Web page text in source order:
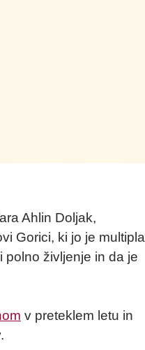
Ahlin Doljak,
Gorici, ki jo je multipla
polno življenje in da je
v preteklem letu in